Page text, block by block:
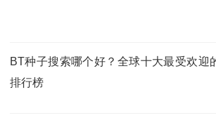
BT种子搜索哪个好？全球十大最受欢迎
排行榜